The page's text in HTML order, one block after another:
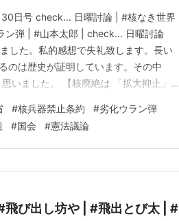
日号 check... 日曜討論 | #核なき世界
ン弾 | #山本太郎 | check... 日曜討論
した。私的感想で失礼致します。長い
のは歴史が証明しています。その中
いました。 【核廃絶は 「拡大抑止」
か。オバマさ…
#核兵器禁止条約 #劣化ウラン弾
#国会 #憲法議論
び出し坊や | #飛出とび太 | #